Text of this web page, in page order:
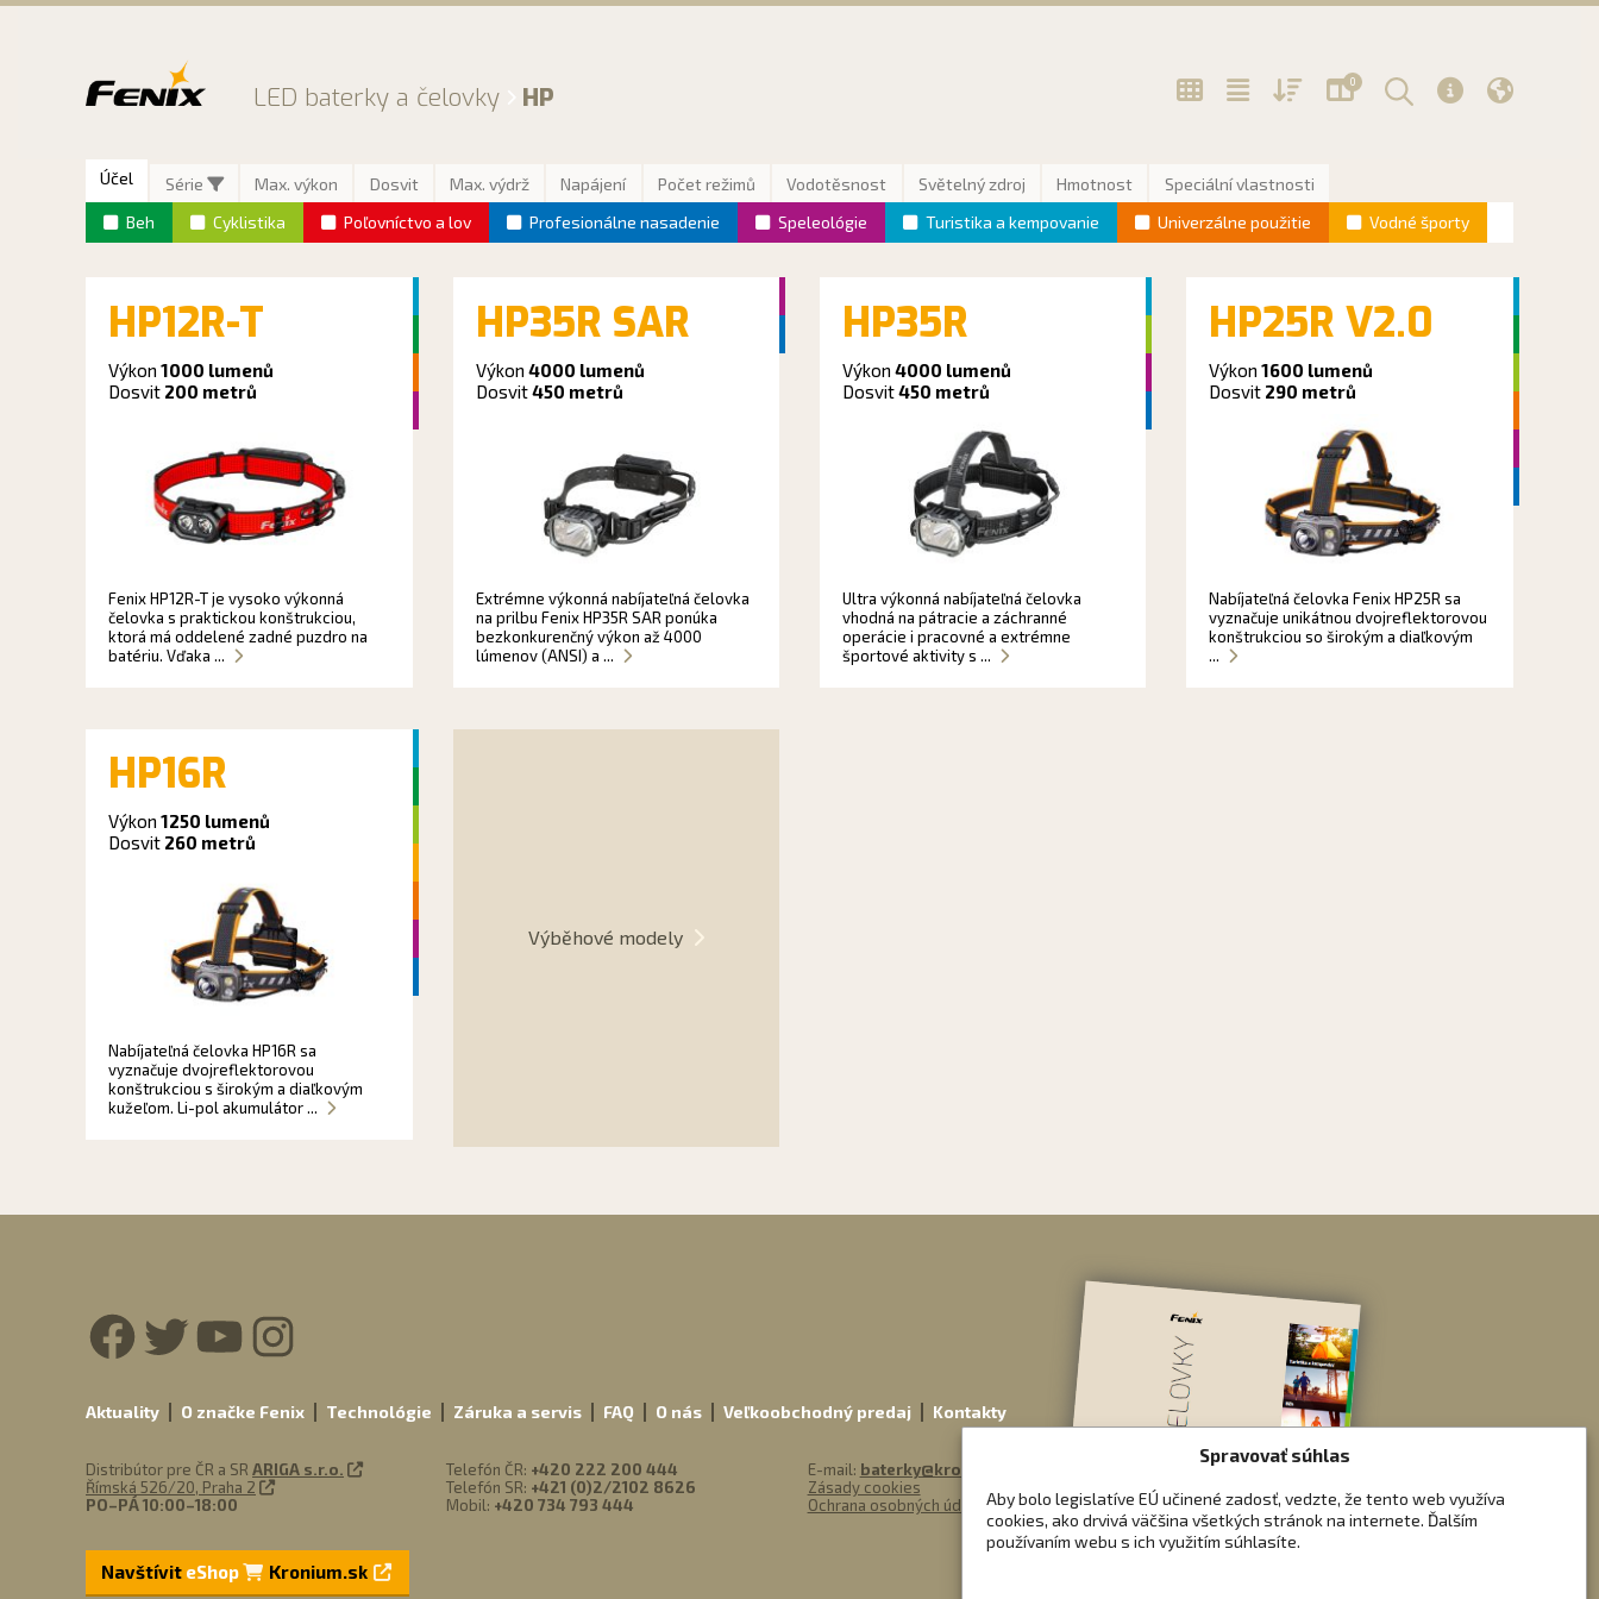
Spravovať súhlas
Aby bolo legislatíve EÚ učinené zadosť, vedzte, že tento web využíva
cookies, ako drvivá väčšina všetkých stránok na internete. Ďalším
používaním webu s ich využitím súhlasíte.
LED baterky a čelovky HP 0
Účel Série Max. výkon Dosvit Max. výdrž Napájení Počet režimů Vodotěsnost Světelný zdroj Hmotnost
Speciální vlastnosti
Beh
Cyklistika Poľovníctvo a lov Profesionálne nasadenie Speleológie Turistika a kempovanie Univerzálne použitie Vodné športy
HP12R-T
Výkon1000 lumenů
Dosvit 200 metrů
Fenix HP12R-T je vysoko výkonná
čelovka s praktickou konštrukciou,
ktorá má oddelené zadné puzdro na
batériu. Vďaka ...
HP35R SAR
Výkon 4000 lumenů
Dosvit450 metrů
Extrémne výkonná nabíjateľná čelovka
na prilbu Fenix HP35R SAR ponúka
bezkonkurenčný výkon až 4000
lúmenov (ANSI) a ...
HP35R
Výkon 4000 lumenů
Dosvit450 metrů
Ultra výkonná nabíjateľná čelovka
vhodná na pátracie a záchranné
operácie i pracovné a extrémne
športové aktivity s ...
nasadenie
HP25R V2.0
Výkon1600 lumenů
Dosvit 290 metrů
Nabíjateľná čelovka Fenix HP25R sa
vyznačuje unikátnou dvojreflektorovou
konštrukciou so širokým a diaľkovým
...
Profesionálne nasadenie
HP16R
Výkon1250 lumenů
Dosvit 260 metrů
Nabíjateľná čelovka HP16R sa
vyznačuje dvojreflektorovou
konštrukciou s širokým a diaľkovým
kužeľom. Li-pol akumulátor ...
Výběhové modely
Facebook
Twitter
YouTube
Aktuality O značke Fenix Technológie Záruka a servis FAQ O nás Veľkoobchodný predaj Kontakty
Distribútor pre ČR a SR ARIGA s.r.o.
Římská 526/20, Praha 2
PO–PÁ 10:00–18:00
Telefón ČR: +420 222 200 444
Telefón SR: +421 (0)2/2102 8626
Mobil: +420 734 793 444
E-mail: baterky@kronium.sk
Zásady cookies
Ochrana osobných údajov
Navštívit eShop Kronium.sk